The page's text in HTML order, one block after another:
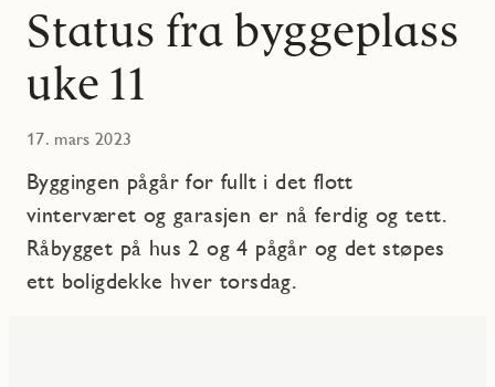
Status fra byggeplass
uke 11
17. mars 2023
Byggingen pågår for fullt i det flott
vinterværet og garasjen er nå ferdig og tett.
Råbygget på hus 2 og 4 pågår og det støpes
ett boligdekke hver torsdag.